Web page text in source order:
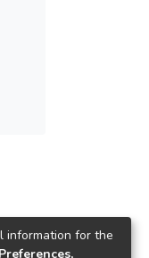
information for the